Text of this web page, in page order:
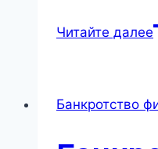
Читайте далее
Банкротство